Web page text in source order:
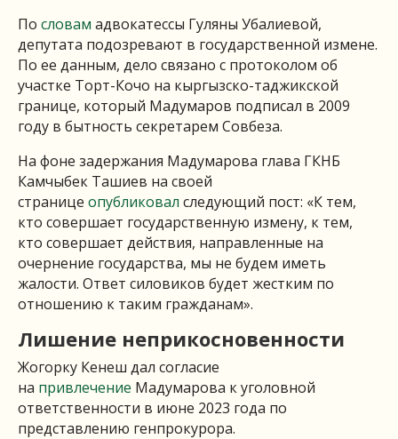
По словам адвокатессы Гуляны Убалиевой,
депутата подозревают в государственной измене.
По ее данным, дело связано с протоколом об
участке Торт-Кочо на кыргызско-таджикской
границе, который Мадумаров подписал в 2009
году в бытность секретарем Совбеза.
На фоне задержания Мадумарова глава ГКНБ
Камчыбек Ташиев на своей
странице опубликовал следующий пост: «К тем,
кто совершает государственную измену, к тем,
кто совершает действия, направленные на
очернение государства, мы не будем иметь
жалости. Ответ силовиков будет жестким по
отношению к таким гражданам».
Лишение неприкосновенности
Жогорку Кенеш дал согласие
на привлечение Мадумарова к уголовной
ответственности в июне 2023 года по
представлению генпрокурора.